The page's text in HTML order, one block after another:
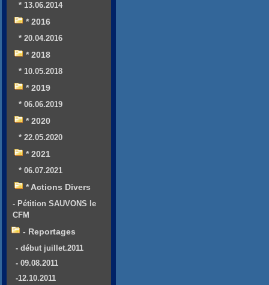
* 13.06.2014
* 2016
* 20.04.2016
* 2018
* 10.05.2018
* 2019
* 06.06.2019
* 2020
* 22.05.2020
* 2021
* 06.07.2021
* Actions Divers
- Pétition SAUVONS le
CFM
- Reportages
- début juillet.2011
- 09.08.2011
-12.10.2011